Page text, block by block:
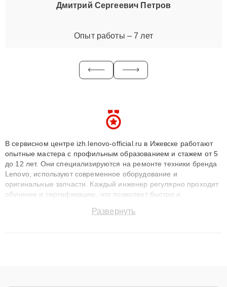
Дмитрий Сергеевич Петров
Опыт работы – 7 лет
В сервисном центре izh.lenovo-official.ru в Ижевске работают
опытные мастера с профильным образованием и стажем от 5
до 12 лет. Они специализируются на ремонте техники бренда
Lenovo, используют современное оборудование и
оригинальные запчасти. Каждый инженер регулярно проходит
обучение и сертификацию, что позволяет быстро и
сохранением гарантии до 3 лет. Наши мастера решают
Развернуть